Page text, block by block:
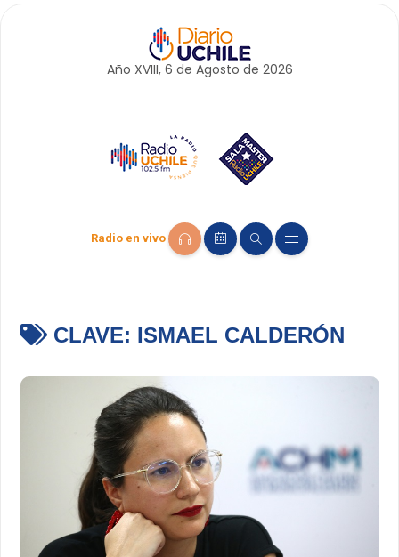
Año XVIII, 6 de Agosto de 2026
Radio en vivo
CLAVE: ISMAEL CALDERÓN